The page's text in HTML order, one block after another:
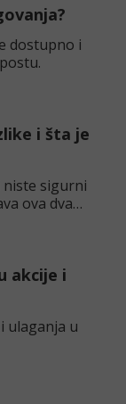
dostupno i
i šta je
niste sigurni
ova dva
akcije i
ulaganja u